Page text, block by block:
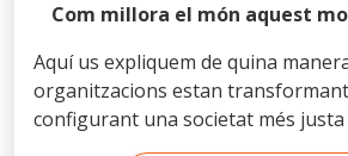
Com millora el món aquest
Aquí us expliquem de quina
organitzacions estan
configurant una societat més